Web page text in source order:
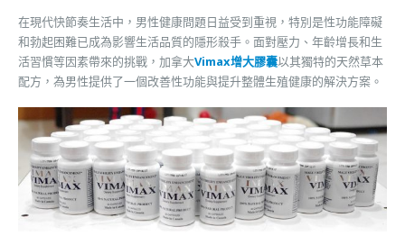
在現代快節奏生活中，男性健康問題日益受到重視，特別是性功能障礙
和勃起困難已成為影響生活品質的隱形殺手。面對壓力、年齡增長和生
活習慣等因素帶來的挑戰，加拿大Vimax增大膠囊以其獨特的天然草本
配方，為男性提供了一個改善性功能與提升整體生殖健康的解決方案。